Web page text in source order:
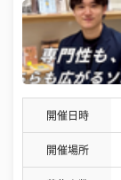
開催日時
開催場所